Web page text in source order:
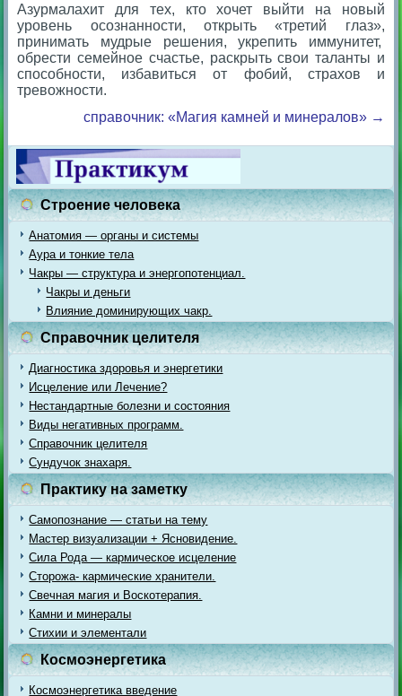
Азурмалахит для тех, кто хочет выйти на новый
уровень осознанности, открыть «третий глаз»,
принимать мудрые решения, укрепить иммунитет,
обрести семейное счастье, раскрыть свои таланты и
способности, избавиться от фобий, страхов и
тревожности.
справочник: «Магия камней и минералов» →
Строение человека
Анатомия — органы и системы
Аура и тонкие тела
Чакры — структура и энергопотенциал.
Чакры и деньги
Влияние доминирующих чакр.
Справочник целителя
Диагностика здоровья и энергетики
Исцеление или Лечение?
Нестандартные болезни и состояния
Виды негативных программ.
Справочник целителя
Сундучок знахаря.
Практику на заметку
Самопознание — статьи на тему
Мастер визуализации + Ясновидение.
Сила Рода — кармическое исцеление
Сторожа- кармические хранители.
Свечная магия и Воскотерапия.
Камни и минералы
Стихии и элементали
Космоэнергетика
Космоэнергетика введение